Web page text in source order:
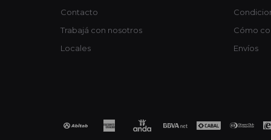
Contacto
Trabajá con nosotros
Locales
Cómo
Envíos